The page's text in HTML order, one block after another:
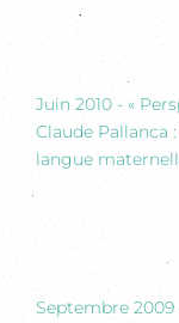
Juin 2010 - «
Claude Pallanca
langue
Septembre 2009